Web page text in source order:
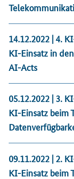
14.12.2022 | 4.
KI-Einsatz in
AI-Acts
05.12.2022 | 3.
KI-Einsatz beim
09.11.2022 | 2.
KI-Einsatz beim